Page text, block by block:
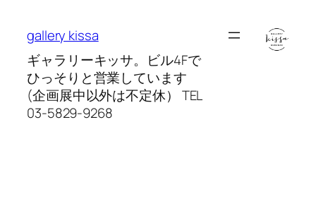
gallery kissa
ギャラリーキッサ。ビル4Fで
ひっそりと営業しています
(企画展中以外は不定休） TEL
03-5829-9268